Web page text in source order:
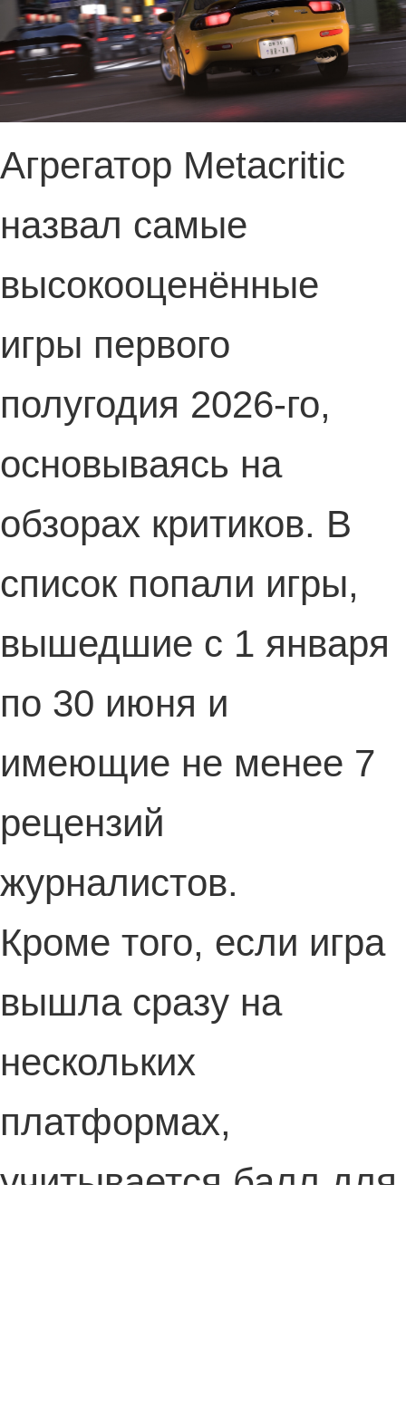
Агрегатор Metacritic
назвал самые
высокооценённые
игры первого
полугодия 2026-го,
основываясь на
обзорах критиков. В
список попали игры,
вышедшие с 1 января
по 30 июня и
имеющие не менее 7
рецензий
журналистов.
Кроме того, если игра
вышла сразу на
нескольких
платформах,
учитывается балл для